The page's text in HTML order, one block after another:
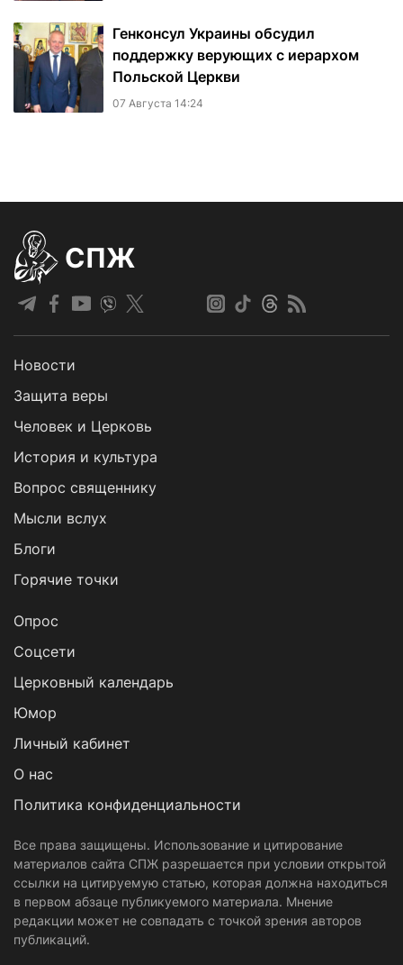
Генконсул Украины обсудил
поддержку верующих с иерархом
Польской Церкви
07 Августа 14:24
СПЖ
Новости
Защита веры
Человек и Церковь
История и культура
Вопрос священнику
Мысли вслух
Блоги
Горячие точки
Опрос
Cоцсети
Церковный календарь
Юмор
Личный кабинет
О нас
Политика конфиденциальности
Все права защищены. Использование и цитирование
материалов сайта СПЖ разрешается при условии открытой
ссылки на цитируемую статью, которая должна находиться
в первом абзаце публикуемого материала. Мнение
редакции может не совпадать с точкой зрения авторов
публикаций.